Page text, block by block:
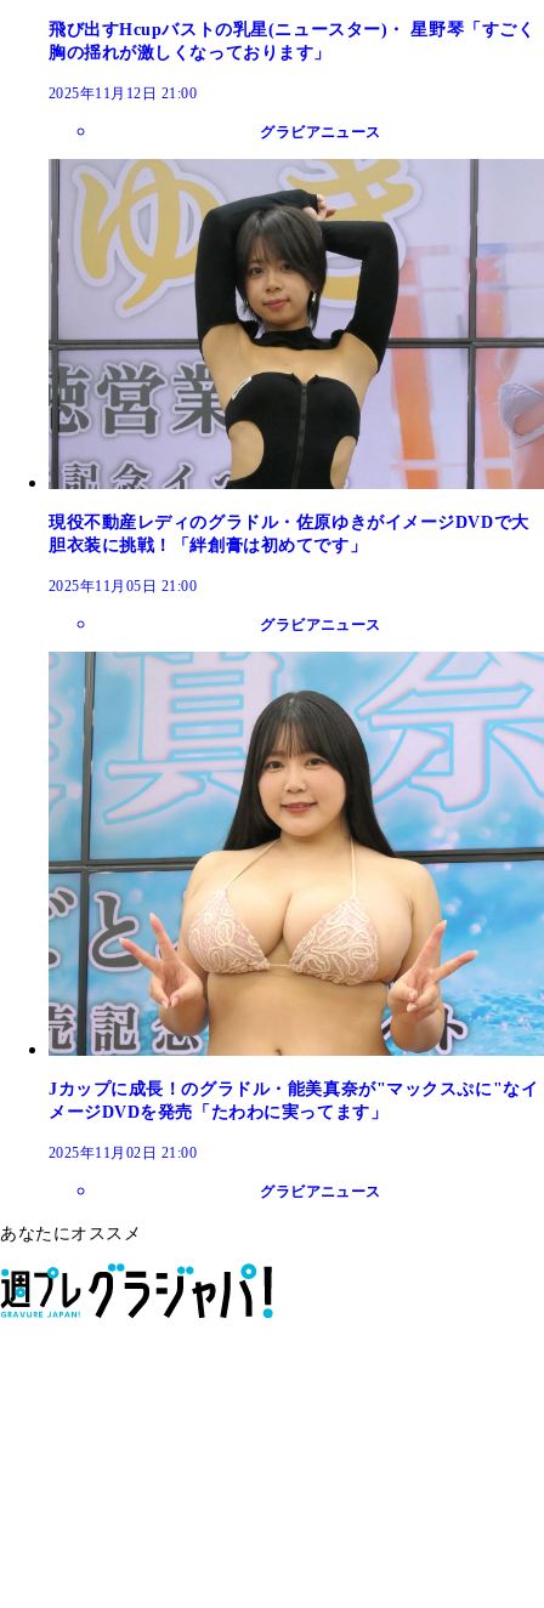
飛び出すHcupバストの乳星(ニュースター)・ 星野琴「すごく
胸の揺れが激しくなっております」
2025年11月12日 21:00
グラビアニュース
現役不動産レディのグラドル・佐原ゆきがイメージDVDで大
胆衣装に挑戦！「絆創膏は初めてです」
2025年11月05日 21:00
グラビアニュース
Jカップに成長！のグラドル・能美真奈が"マックスぷに"なイ
メージDVDを発売「たわわに実ってます」
2025年11月02日 21:00
グラビアニュース
あなたにオススメ